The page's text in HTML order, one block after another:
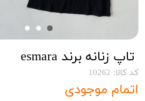
تاپ زنانه برند esmara
کد کالا: 10262
اتمام موجودی